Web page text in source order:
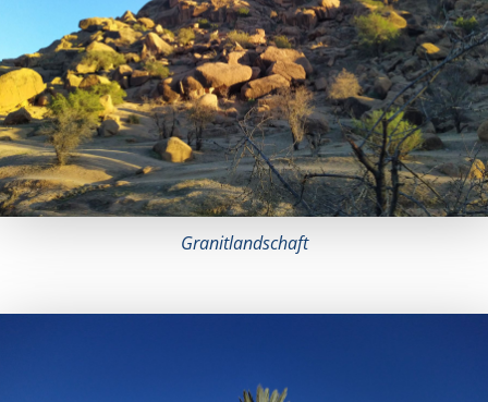
Granitlandschaft